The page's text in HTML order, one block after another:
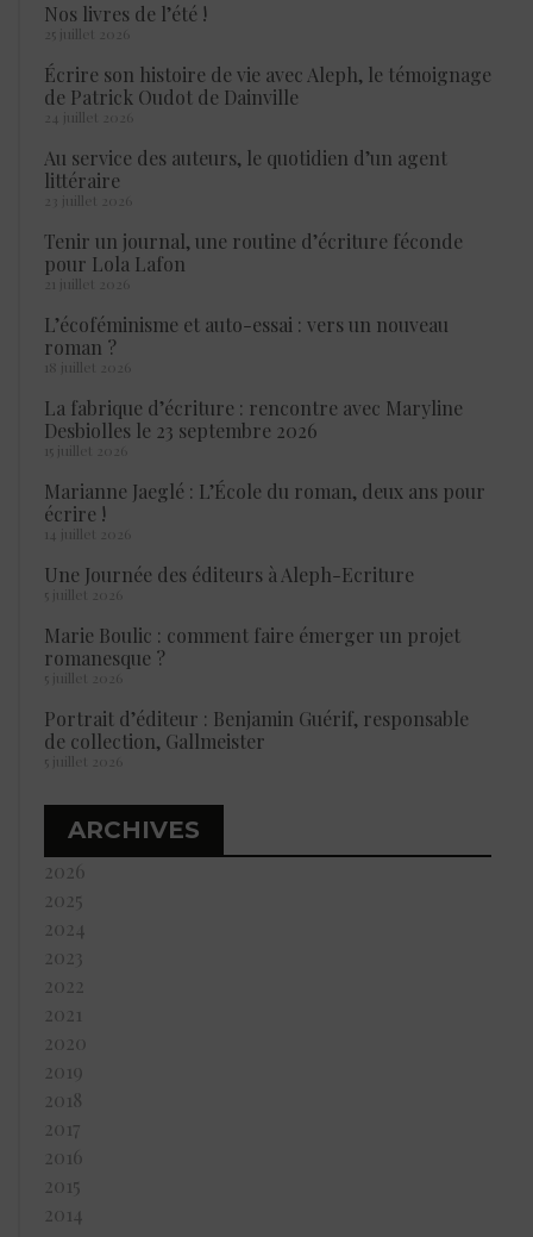
Nos livres de l’été !
25 juillet 2026
Écrire son histoire de vie avec Aleph, le témoignage
de Patrick Oudot de Dainville
24 juillet 2026
Au service des auteurs, le quotidien d’un agent
littéraire
23 juillet 2026
Tenir un journal, une routine d’écriture féconde
pour Lola Lafon
21 juillet 2026
L’écoféminisme et auto-essai : vers un nouveau
roman ?
18 juillet 2026
La fabrique d’écriture : rencontre avec Maryline
Desbiolles le 23 septembre 2026
15 juillet 2026
Marianne Jaeglé : L’École du roman, deux ans pour
écrire !
14 juillet 2026
Une Journée des éditeurs à Aleph-Ecriture
5 juillet 2026
Marie Boulic : comment faire émerger un projet
romanesque ?
5 juillet 2026
Portrait d’éditeur : Benjamin Guérif, responsable
de collection, Gallmeister
5 juillet 2026
ARCHIVES
2026
2025
2024
2023
2022
2021
2020
2019
2018
2017
2016
2015
2014